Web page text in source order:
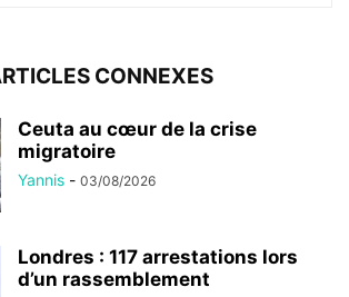
CONNEXES
Ceuta au cœur de la crise
migratoire
Yannis - 03/08/2026
Londres : 117 arrestations lors
d’un rassemblement